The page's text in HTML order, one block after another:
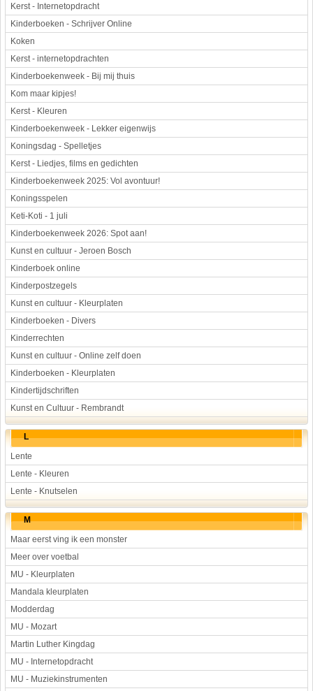
Kerst - Internetopdracht
Kinderboeken - Schrijver Online
Koken
Kerst - internetopdrachten
Kinderboekenweek - Bij mij thuis
Kom maar kipjes!
Kerst - Kleuren
Kinderboekenweek - Lekker eigenwijs
Koningsdag - Spelletjes
Kerst - Liedjes, films en gedichten
Kinderboekenweek 2025: Vol avontuur!
Koningsspelen
Keti-Koti - 1 juli
Kinderboekenweek 2026: Spot aan!
Kunst en cultuur - Jeroen Bosch
Kinderboek online
Kinderpostzegels
Kunst en cultuur - Kleurplaten
Kinderboeken - Divers
Kinderrechten
Kunst en cultuur - Online zelf doen
Kinderboeken - Kleurplaten
Kindertijdschriften
Kunst en Cultuur - Rembrandt
L
Lente
Lente - Kleuren
Lente - Knutselen
M
Maar eerst ving ik een monster
Meer over voetbal
MU - Kleurplaten
Mandala kleurplaten
Modderdag
MU - Mozart
Martin Luther Kingdag
MU - Internetopdracht
MU - Muziekinstrumenten